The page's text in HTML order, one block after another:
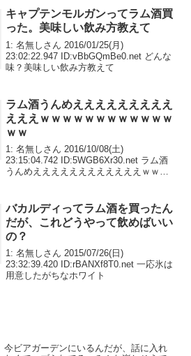
キャプテンモルガンってラム酒買
った。美味しい飲み方教えて
1: 名無しさん 2016/01/25(月)
23:02:22.947 ID:vBbGQmBe0.net どんな
味？美味しい飲み方教えて
ラム酒うんめえええええええええ
えええｗｗｗｗｗｗｗｗｗｗｗｗ
ｗｗ
1: 名無しさん 2016/10/08(土)
23:15:04.742 ID:5WGB6Xr30.net ラム酒
うんめええええええええええええｗｗｗ
バカルディってラム酒を買ったん
だが、これどうやって飲めばいい
の？
1: 名無しさん 2015/07/26(日)
23:32:39.420 ID:rBANXf8T0.net 一応氷は
用意したがちなホワイト
今ビアガーデンにいるんだが、話に入れ